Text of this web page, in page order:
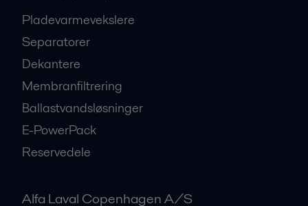
Pladevarmevekslere
Separatorer
Dekantere
Membranfiltrering
Ballastvandsløsninger
E-PowerPack
Reservedele
Alfa Laval Copenhagen A/S